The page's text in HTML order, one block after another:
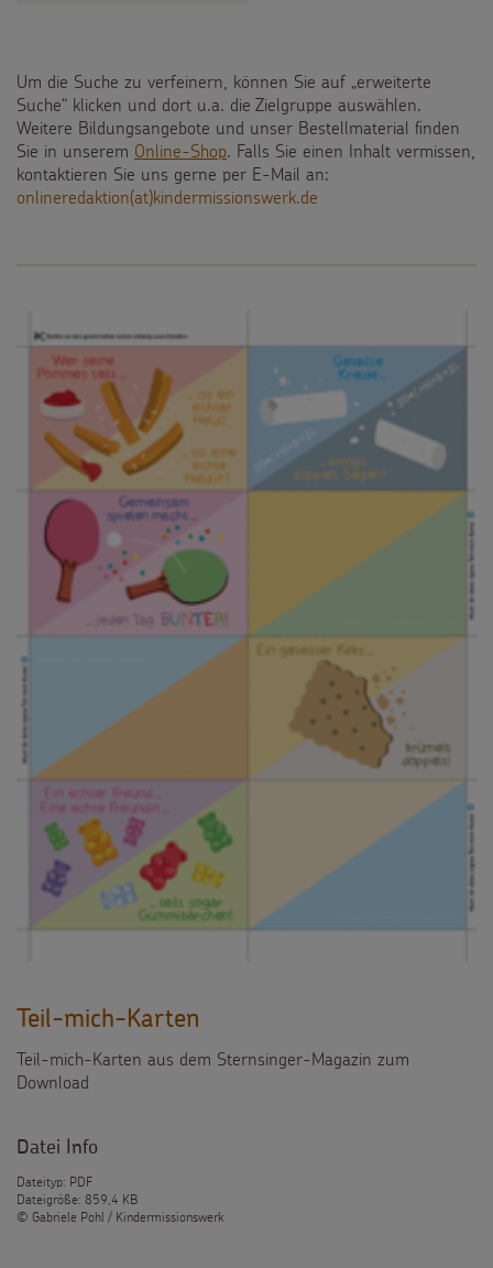
Kinderarbeit
Behinderung
Grundsätze der Projektarbeit
Weihnachten Weltweit
Basteln & Aktionen
Gottesdienstbausteine
Spendenmöglichkeiten
Unternehmensspenden
Sternsinger-Stiftung
Zinsen den Kindern
Vereine und Initiativen
Sternsingerspenden gezielt einsetzen
Testamentsspende
FAQ Spenden
Videos
Sternsinger-Steckbrief
Presse
Kontakt
Um die Suche zu verfeinern, können Sie auf „erweiterte
Suche“ klicken und dort u.a. die Zielgruppe auswählen.
Weitere Bildungsangebote und unser Bestellmaterial finden
Sie in unserem Online-Shop. Falls Sie einen Inhalt vermissen,
kontaktieren Sie uns gerne per E-Mail an:
onlineredaktion(at)kindermissionswerk.de
Teil-mich-Karten
Teil-mich-Karten aus dem Sternsinger-Magazin zum
Download
Datei Info
Dateityp: PDF
Dateigröße: 859,4 KB
© Gabriele Pohl / Kindermissionswerk